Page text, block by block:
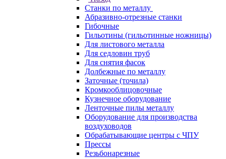
Станки по металлу
Абразивно-отрезные станки
Гибочные
Гильотины (гильотинные ножницы)
Для листового металла
Для седловин труб
Для снятия фасок
Долбежные по металлу
Заточные (точила)
Кромкооблицовочные
Кузнечное оборудование
Ленточные пилы металлу
Оборудование для производства
воздуховодов
Обрабатывающие центры с ЧПУ
Прессы
Резьбонарезные